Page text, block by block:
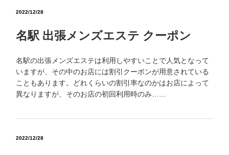
2022/12/28
名駅 出張メンズエステ クーポン
名駅の出張メンズエステは利用しやすいことで人気となって
いますが、その中のお店には割引クーポンが用意されている
こともあります。どれくらいの割引率なのかはお店によって
異なりますが、そのお店の初回利用時のみ……
2022/12/28